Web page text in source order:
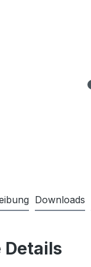
Downloads
Details